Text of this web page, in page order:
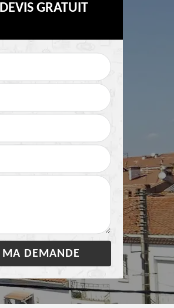
Pose de bâche et
bâchage de toiture 28
DEVIS GRATUIT